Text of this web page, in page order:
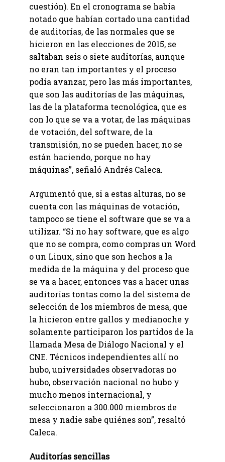
cuestión). En el cronograma se había
notado que habían cortado una cantidad
de auditorías, de las normales que se
hicieron en las elecciones de 2015, se
saltaban seis o siete auditorías, aunque
no eran tan importantes y el proceso
podía avanzar, pero las más importantes,
que son las auditorías de las máquinas,
las de la plataforma tecnológica, que es
con lo que se va a votar, de las máquinas
de votación, del software, de la
transmisión, no se pueden hacer, no se
están haciendo, porque no hay
máquinas”, señaló Andrés Caleca.
Argumentó que, si a estas alturas, no se
cuenta con las máquinas de votación,
tampoco se tiene el software que se va a
utilizar. “Si no hay software, que es algo
que no se compra, como compras un Word
o un Linux, sino que son hechos a la
medida de la máquina y del proceso que
se va a hacer, entonces vas a hacer unas
auditorías tontas como la del sistema de
selección de los miembros de mesa, que
la hicieron entre gallos y medianoche y
solamente participaron los partidos de la
llamada Mesa de Diálogo Nacional y el
CNE. Técnicos independientes allí no
hubo, universidades observadoras no
hubo, observación nacional no hubo y
mucho menos internacional, y
seleccionaron a 300.000 miembros de
mesa y nadie sabe quiénes son”, resaltó
Caleca.
Auditorías sencillas